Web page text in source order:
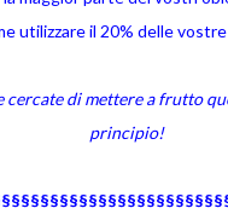
utilizzare il 20% delle
cercate di mettere a frutto
principio!